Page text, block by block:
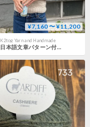
¥7,160 〜 ¥11,200
K2tog Yarn and Handmade